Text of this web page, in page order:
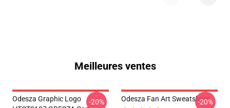
Meilleures ventes
Odesza Graphic Logo
-20% Odesza Fan Art Sweatshirts
-20%